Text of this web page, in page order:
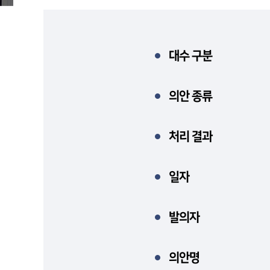
대수 구분
의안 종류
처리 결과
일자
발의자
의안명